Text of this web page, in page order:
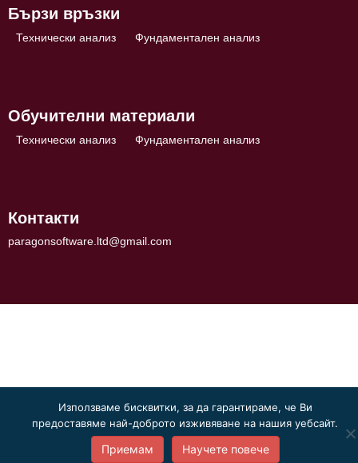
Бързи връзки
Технически анализ Фундаментален анализ
Обучителни материали
Технически анализ Фундаментален анализ
Контакти
paragonsoftware.ltd@gmail.com
Използваме бисквитки, за да гарантираме, че Ви
предоставяме най-доброто изживяване на нашия уебсайт.
Приемам Научете повече